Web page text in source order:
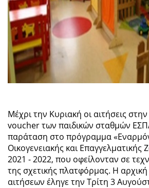
Μέχρι την Κυριακή οι αιτήσεις
voucher των παιδικών σταθμών
παράταση στο πρόγραμμα
Οικογενειακής και Επαγγελματικής
2021 - 2022, που οφείλονταν σε
της σχετικής πλατφόρμας. Η
αιτήσεων έληγε την Τρίτη 3